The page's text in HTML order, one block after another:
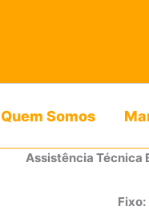
Quem Somos
Assistência Técnica
Fixo: